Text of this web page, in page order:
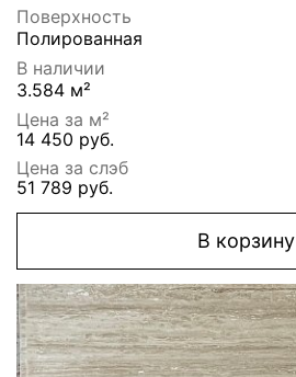
Поверхность
Полированная
В наличии
3.584 м²
Цена за м²
14 450 руб.
Цена за слэб
51 789 руб.
В корзину